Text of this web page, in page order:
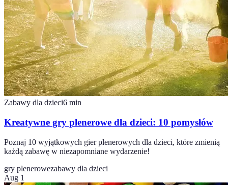
Zabawy dla dzieci6 min
Kreatywne gry plenerowe dla dzieci: 10 pomysłów
Poznaj 10 wyjątkowych gier plenerowych dla dzieci, które zmienią
każdą zabawę w niezapomniane wydarzenie!
gry plenerowezabawy dla dzieci
Aug 1